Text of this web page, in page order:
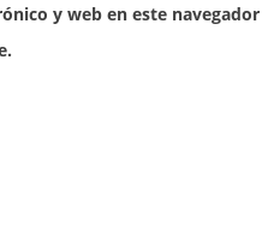
y web en este navegador